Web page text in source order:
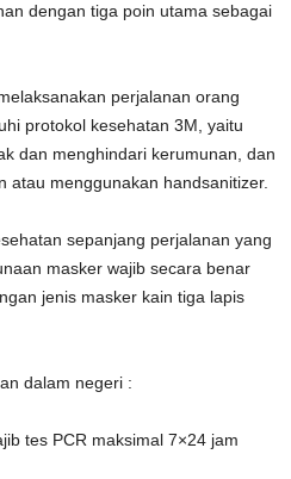
dengan tiga poin utama sebagai
perjalanan orang
protokol kesehatan 3M, yaitu
dan menghindari kerumunan, dan
atau menggunakan handsanitizer.
sepanjang perjalanan yang
masker wajib secara benar
jenis masker kain tiga lapis
dalam negeri :
tes PCR maksimal 7×24 jam